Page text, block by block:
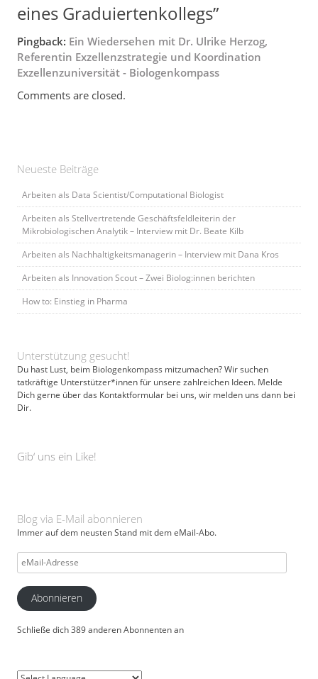
eines Graduiertenkollegs”
Pingback: Ein Wiedersehen mit Dr. Ulrike Herzog,
Referentin Exzellenzstrategie und Koordination
Exzellenzuniversität - Biologenkompass
Comments are closed.
Neueste Beiträge
Arbeiten als Data Scientist/Computational Biologist
Arbeiten als Stellvertretende Geschäftsfeldleiterin der
Mikrobiologischen Analytik – Interview mit Dr. Beate Kilb
Arbeiten als Nachhaltigkeitsmanagerin – Interview mit Dana Kros
Arbeiten als Innovation Scout – Zwei Biolog:innen berichten
How to: Einstieg in Pharma
Unterstützung gesucht!
Du hast Lust, beim Biologenkompass mitzumachen? Wir suchen
tatkräftige Unterstützer*innen für unsere zahlreichen Ideen. Melde
Dich gerne über das Kontaktformular bei uns, wir melden uns dann bei
Dir.
Gib‘ uns ein Like!
Blog via E-Mail abonnieren
Immer auf dem neusten Stand mit dem eMail-Abo.
eMail-
Adresse
Abonnieren
Schließe dich 389 anderen Abonnenten an